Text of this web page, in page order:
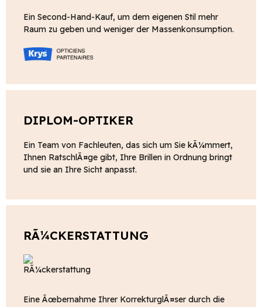
Ein Second-Hand-Kauf, um dem eigenen Stil mehr
Raum zu geben und weniger der Massenkonsumption.
DIPLOM-OPTIKER
Ein Team von Fachleuten, das sich um Sie kÃ¼mmert,
Ihnen RatschlÃ¤ge gibt, Ihre Brillen in Ordnung bringt
und sie an Ihre Sicht anpasst.
RÃ¼CKERSTATTUNG
Eine Ãœbernahme Ihrer KorrekturglÃ¤ser durch die